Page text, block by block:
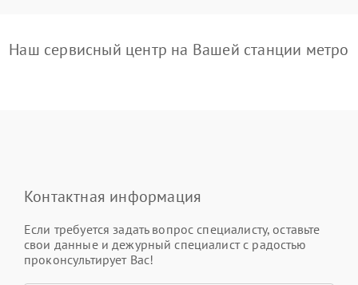
Наш сервисный центр на Вашей станции метро
Контактная информация
Если требуется задать вопрос специалисту, оставьте
свои данные и дежурный специалист с радостью
проконсультирует Вас!